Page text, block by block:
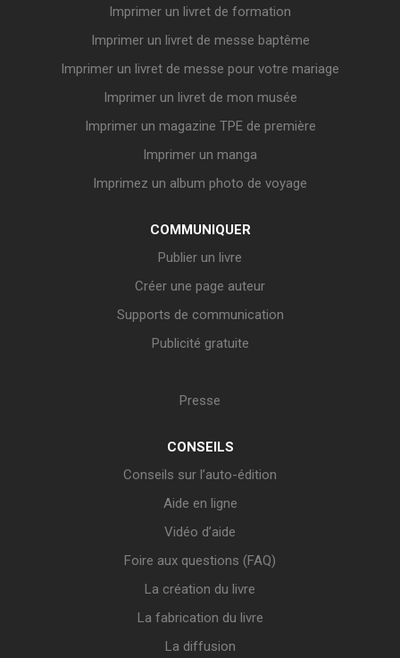
Imprimer un livret de formation
Imprimer un livret de messe baptême
Imprimer un livret de messe pour votre mariage
Imprimer un livret de mon musée
Imprimer un magazine TPE de première
Imprimer un manga
Imprimez un album photo de voyage
COMMUNIQUER
Publier un livre
Créer une page auteur
Supports de communication
Publicité gratuite
Presse
CONSEILS
Conseils sur l’auto-édition
Aide en ligne
Vidéo d’aide
Foire aux questions (FAQ)
La création du livre
La fabrication du livre
La diffusion